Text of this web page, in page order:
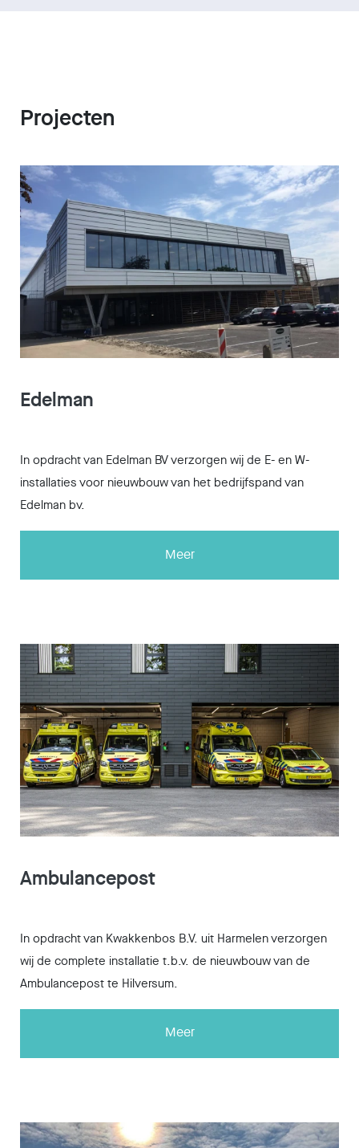
Projecten
Edelman
In opdracht van Edelman BV verzorgen wij de E- en W-
installaties voor nieuwbouw van het bedrijfspand van
Edelman bv.
Meer
Ambulancepost
In opdracht van Kwakkenbos B.V. uit Harmelen verzorgen
wij de complete installatie t.b.v. de nieuwbouw van de
Ambulancepost te Hilversum.
Meer